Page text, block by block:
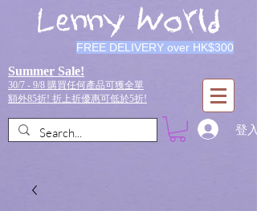
Lenny World
FREE DELIVERY over HK$300
Summer Sale!
30/7 - 9/8 購買任何產品可獲全單
額外85折! 折上折優惠可低於5折!
登入